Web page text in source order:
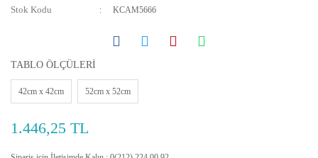
Stok Kodu KCAM5666
TABLO ÖLÇÜLERİ
42cm x 42cm 52cm x 52cm
1.446,25 TL